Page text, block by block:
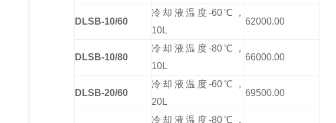
DLSB-10/60
冷却液温度-60℃，
10L
62000.00
DLSB-10/80
冷却液温度-80℃，
10L
66000.00
DLSB-20/60
冷却液温度-60℃，
20L
69500.00
冷却液温度-80℃，